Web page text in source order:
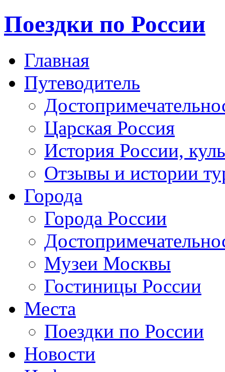
Поездки по России
Главная
Путеводитель
Царская Россия
История России,
Отзывы и истории
Города
Города России
Музеи Москвы
Гостиницы России
Места
Поездки по России
Новости